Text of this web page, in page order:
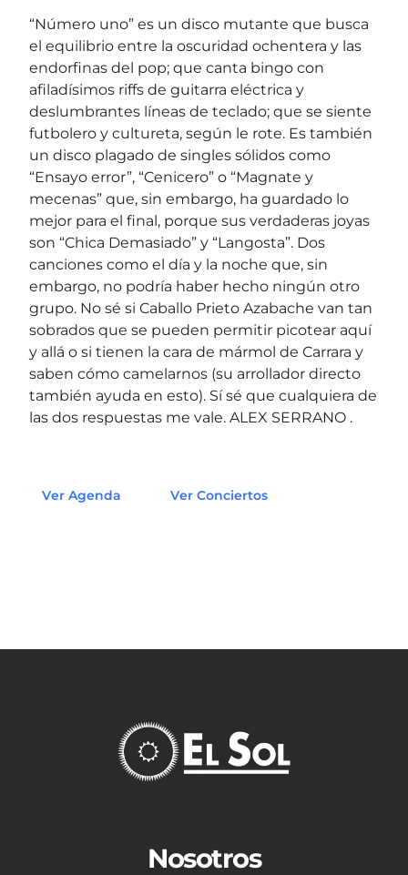
“Número uno” es un disco mutante que busca
el equilibrio entre la oscuridad ochentera y las
endorfinas del pop; que canta bingo con
afiladísimos riffs de guitarra eléctrica y
deslumbrantes líneas de teclado; que se siente
futbolero y cultureta, según le rote. Es también
un disco plagado de singles sólidos como
“Ensayo error”, “Cenicero” o “Magnate y
mecenas” que, sin embargo, ha guardado lo
mejor para el final, porque sus verdaderas joyas
son “Chica Demasiado” y “Langosta”. Dos
canciones como el día y la noche que, sin
embargo, no podría haber hecho ningún otro
grupo. No sé si Caballo Prieto Azabache van tan
sobrados que se pueden permitir picotear aquí
y allá o si tienen la cara de mármol de Carrara y
saben cómo camelarnos (su arrollador directo
también ayuda en esto). Sí sé que cualquiera de
las dos respuestas me vale. ALEX SERRANO .
Ver Agenda Ver Conciertos
Nosotros